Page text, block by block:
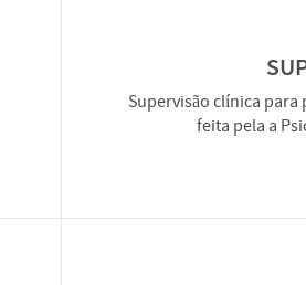
Supervisão clínica
feita pela a